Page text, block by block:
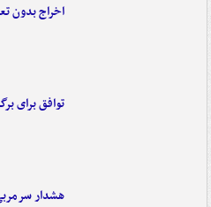
اخراج بدون
توافق برای
هشدار